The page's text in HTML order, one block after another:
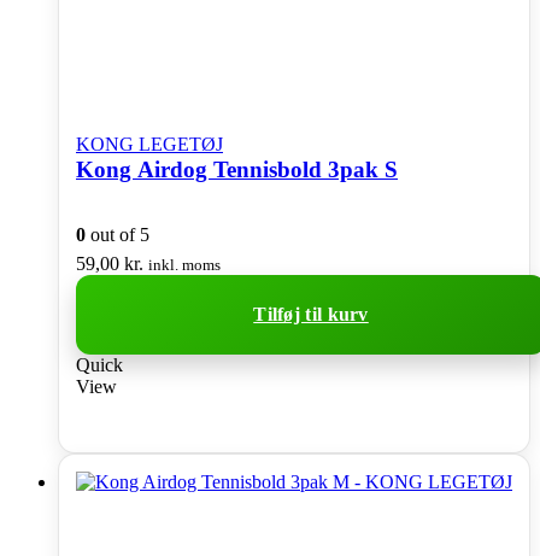
KONG LEGETØJ
Kong Airdog Tennisbold 3pak S
0 out of 5
59,00 kr. inkl. moms
Tilføj til kurv
Quick
View